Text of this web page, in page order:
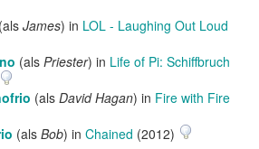
(als James) in LOL - Laughing Out Loud
(als Priester) in Life of Pi: Schiffbruch
(als David Hagan) in Fire with Fire
(als Bob) in Chained (2012)